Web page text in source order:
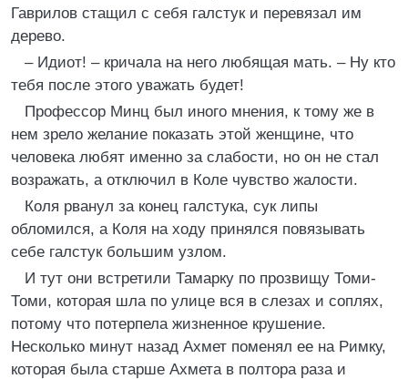
Гаврилов стащил с себя галстук и перевязал им
дерево.
– Идиот! – кричала на него любящая мать. – Ну кто
тебя после этого уважать будет!
Профессор Минц был иного мнения, к тому же в
нем зрело желание показать этой женщине, что
человека любят именно за слабости, но он не стал
возражать, а отключил в Коле чувство жалости.
Коля рванул за конец галстука, сук липы
обломился, а Коля на ходу принялся повязывать
себе галстук большим узлом.
И тут они встретили Тамарку по прозвищу Томи-
Томи, которая шла по улице вся в слезах и соплях,
потому что потерпела жизненное крушение.
Несколько минут назад Ахмет поменял ее на Римку,
которая была старше Ахмета в полтора раза и